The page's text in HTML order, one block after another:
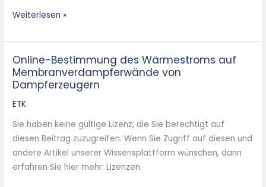
Weiterlesen »
Online-Bestimmung des Wärmestroms auf
Membranverdampferwände von
Dampferzeugern
ETK
Sie haben keine gültige Lizenz, die Sie berechtigt auf
diesen Beitrag zuzugreifen. Wenn Sie Zugriff auf diesen und
andere Artikel unserer Wissensplattform wünschen, dann
erfahren Sie hier mehr: Lizenzen.
Online-
Bestimmung
des
Wärmestroms
Membranverdampferwände